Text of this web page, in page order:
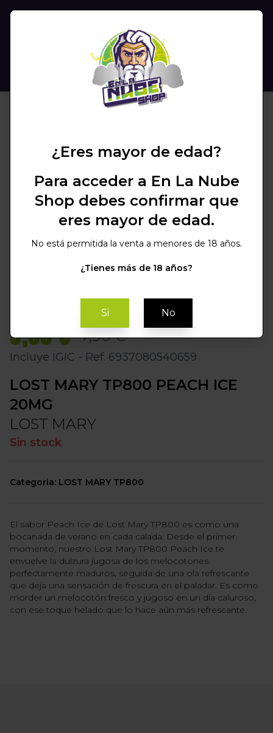
3,95 € 7,90 €
Incluye IGIC - Ref. 6937080540659
LOST MARY TP800 PEACH ICE
20MG
LOST MARY
Sin stock
Categoria: LOST MARY TP800
El sabor Peach Ice de Lost Mary TP800 es como una
bocanada de verano en cada calada. Desde el primer
momento, nuestro Lost Mary TP800 Peach Ice te
envuelve la dulzura jugosa de los melocotones
perfectamente maduros, seguida de una ola refrescante
que deja una sensación de frescura en el paladar. Es como
morder un melocotón fresco y jugoso en un día caluroso,
con ese toque helado que lo hace aún más refrescante.
¿Eres mayor de edad?
Para acceder a En La Nube
Shop debes confirmar que
eres mayor de edad.
No está permitida la venta a menores de 18 años.
¿Tienes más de 18 años?
Si No